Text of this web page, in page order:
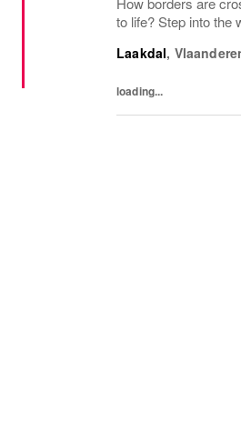
to life? Step into the
the Customs and
Laakdal,
loading...